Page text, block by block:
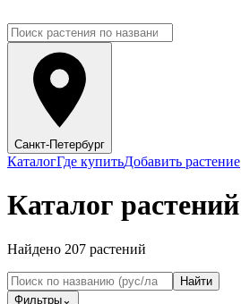
Санкт-Петербург
КаталогГде купитьДобавить растение
Каталог растений
Найдено 207 растений
Найти
Фильтры⌄